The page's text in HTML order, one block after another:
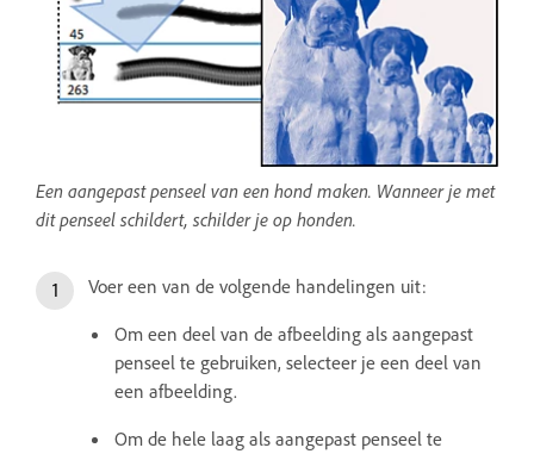
Een aangepast penseel van een hond maken. Wanneer je met
dit penseel schildert, schilder je op honden.
Voer een van de volgende handelingen uit:
Om een deel van de afbeelding als aangepast
penseel te gebruiken, selecteer je een deel van
een afbeelding.
Om de hele laag als aangepast penseel te